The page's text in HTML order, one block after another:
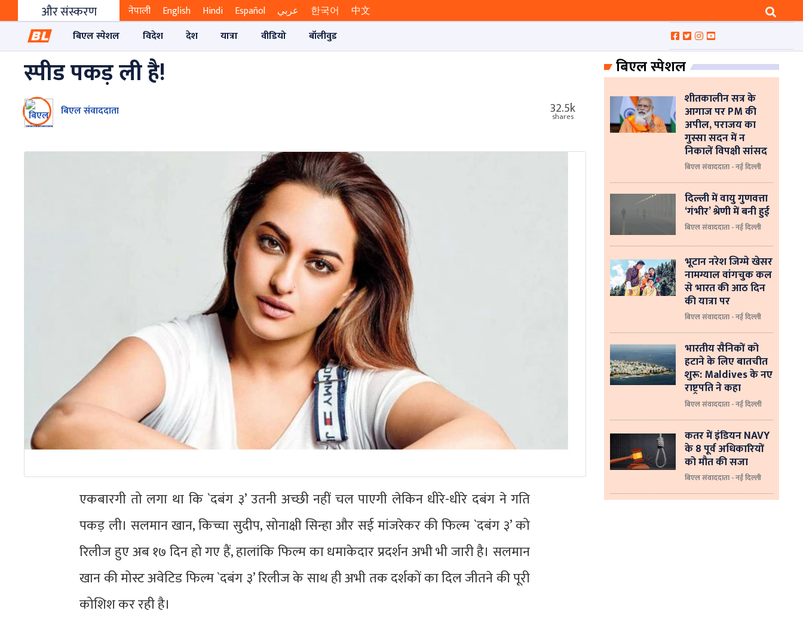
और संस्करण नेपाली English Hindi Español عربي 한국어
中文
बिएल स्पेशल
विदेश देश यात्रा वीडियो बॉलीवुड
स्पीड पकड़ ली है!
बिएल संवाददाता 32.5k
shares
एकबारगी तो लगा था कि `दबंग ३’ उतनी अच्छी नहीं चल पाएगी लेकिन धीरे-धीरे दबंग ने गति
पकड़ ली। सलमान खान, किच्चा सुदीप, सोनाक्षी सिन्हा और सई मांजरेकर की फिल्म `दबंग ३’ को
रिलीज हुए अब १७ दिन हो गए हैं, हालांकि फिल्म का धमाकेदार प्रदर्शन अभी भी जारी है। सलमान
खान की मोस्ट अवेटिड फिल्म `दबंग ३’ रिलीज के साथ ही अभी तक दर्शकों का दिल जीतने की पूरी
कोशिश कर रही है।
बिएल स्पेशल
शीतकालीन सत्र के
आगाज पर PM की
अपील, पराजय का
गुस्सा सदन में न
निकालें विपक्षी सांसद
बिएल संवाददाता - नई दिल्ली
दिल्ली में वायु गुणवत्ता
‘गंभीर’ श्रेणी में बनी हुई
बिएल संवाददाता - नई दिल्ली
भूटान नरेश जिग्मे खेसर
नामग्याल वांगचुक कल
से भारत की आठ दिन
की यात्रा पर
बिएल संवाददाता - नई दिल्ली
भारतीय सैनिकों को
हटाने के लिए बातचीत
शुरू: Maldives के नए
राष्ट्रपति ने कहा
बिएल संवाददाता - नई दिल्‍ली
कतर में इंडियन NAVY
के 8 पूर्व अधिकारियों
को मौत की सजा
बिएल संवाददाता - नई दिल्ली